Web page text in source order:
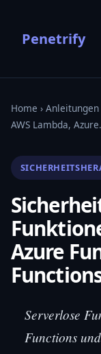
Penetrify
Home › Anleitungen
AWS Lambda,
Azure
Serverlose
Functions